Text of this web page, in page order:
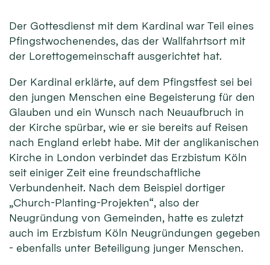
Der Gottesdienst mit dem Kardinal war Teil eines
Pfingstwochenendes, das der Wallfahrtsort mit
der Lorettogemeinschaft ausgerichtet hat.
Der Kardinal erklärte, auf dem Pfingstfest sei bei
den jungen Menschen eine Begeisterung für den
Glauben und ein Wunsch nach Neuaufbruch in
der Kirche spürbar, wie er sie bereits auf Reisen
nach England erlebt habe. Mit der anglikanischen
Kirche in London verbindet das Erzbistum Köln
seit einiger Zeit eine freundschaftliche
Verbundenheit. Nach dem Beispiel dortiger
„Church-Planting-Projekten“, also der
Neugründung von Gemeinden, hatte es zuletzt
auch im Erzbistum Köln Neugründungen gegeben
- ebenfalls unter Beteiligung junger Menschen.